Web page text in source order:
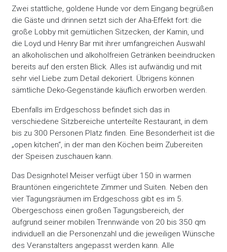
Zwei stattliche, goldene Hunde vor dem Eingang begrüßen
die Gäste und drinnen setzt sich der Aha-Effekt fort: die
große Lobby mit gemütlichen Sitzecken, der Kamin, und
die Loyd und Henry Bar mit ihrer umfangreichen Auswahl
an alkoholischen und alkoholfreien Getränken beeindrucken
bereits auf den ersten Blick. Alles ist aufwändig und mit
sehr viel Liebe zum Detail dekoriert. Übrigens können
sämtliche Deko-Gegenstände käuflich erworben werden.
Ebenfalls im Erdgeschoss befindet sich das in
verschiedene Sitzbereiche unterteilte Restaurant, in dem
bis zu 300 Personen Platz finden. Eine Besonderheit ist die
„open kitchen“, in der man den Köchen beim Zubereiten
der Speisen zuschauen kann.
Das Designhotel Meiser verfügt über 150 in warmen
Brauntönen eingerichtete Zimmer und Suiten. Neben den
vier Tagungsräumen im Erdgeschoss gibt es im 5.
Obergeschoss einen großen Tagungsbereich, der
aufgrund seiner mobilen Trennwände von 20 bis 350 qm
individuell an die Personenzahl und die jeweiligen Wünsche
des Veranstalters angepasst werden kann. Alle